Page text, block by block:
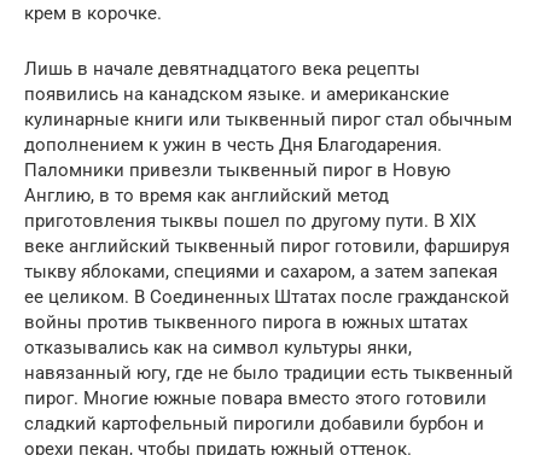
крем в корочке.
Лишь в начале девятнадцатого века рецепты
появились на канадском языке. и американские
кулинарные книги или тыквенный пирог стал обычным
дополнением к ужин в честь Дня Благодарения.
Паломники привезли тыквенный пирог в Новую
Англию, в то время как английский метод
приготовления тыквы пошел по другому пути. В XIX
веке английский тыквенный пирог готовили, фаршируя
тыкву яблоками, специями и сахаром, а затем запекая
ее целиком. В Соединенных Штатах после гражданской
войны против тыквенного пирога в южных штатах
отказывались как на символ культуры янки,
навязанный югу, где не было традиции есть тыквенный
пирог. Многие южные повара вместо этого готовили
сладкий картофельный пирогили добавили бурбон и
орехи пекан, чтобы придать южный оттенок.